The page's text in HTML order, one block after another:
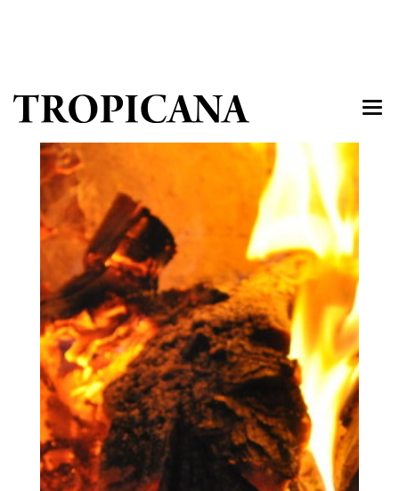
START
MENU
DOWÓZ
IMPREZY
ATRAKCJE
GALERIA
AKTUALNOŚCI
KONTAKT